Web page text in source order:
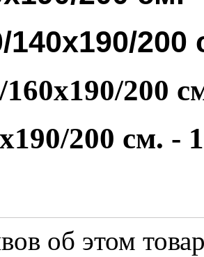
140х190/
160х190/200
200 см.
об этом